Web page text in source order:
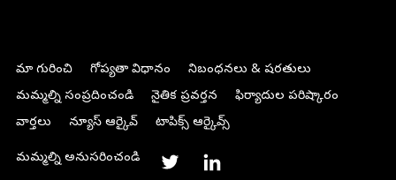
మా గురించి గోప్యతా విధానం
నిబంధనలు & షరతులు
మమ్మల్ని సంప్రదించండి
నైతిక ప్రవర్తన
ఫిర్యాదుల పరిష్కారం
వార్తలు
న్యూస్ ఆర్కైవ్ టాపిక్స్ ఆర్కైవ్స్
మమ్మల్ని అనుసరించండి